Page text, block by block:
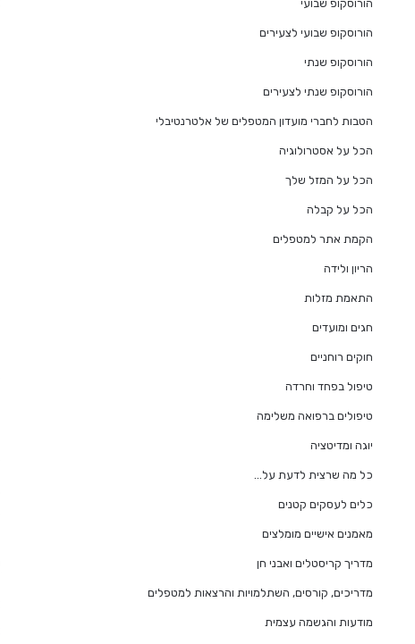
הורוסקופ שבועי
הורוסקופ שבועי לצעירים
הורוסקופ שנתי
הורוסקופ שנתי לצעירים
הטבות לחברי מועדון המטפלים של אלטרנטיבלי
הכל על אסטרולוגיה
הכל על המזל שלך
הכל על קבלה
הקמת אתר למטפלים
הריון ולידה
התאמת מזלות
חגים ומועדים
חוקים רוחניים
טיפול בפחד וחרדה
טיפולים ברפואה משלימה
יוגה ומדיטציה
כל מה שרצית לדעת על…
כלים לעסקים קטנים
מאמנים אישיים מומלצים
מדריך קריסטלים ואבני חן
מדריכים, קורסים, השתלמויות והרצאות למטפלים
מודעות והגשמה עצמית